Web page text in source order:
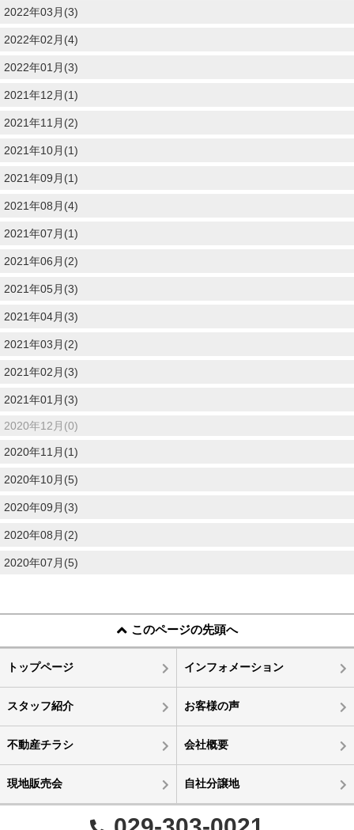
2022年03月(3)
2022年02月(4)
2022年01月(3)
2021年12月(1)
2021年11月(2)
2021年10月(1)
2021年09月(1)
2021年08月(4)
2021年07月(1)
2021年06月(2)
2021年05月(3)
2021年04月(3)
2021年03月(2)
2021年02月(3)
2021年01月(3)
2020年12月(0)
2020年11月(1)
2020年10月(5)
2020年09月(3)
2020年08月(2)
2020年07月(5)
このページの先頭へ
トップページ インフォメーション
スタッフ紹介 お客様の声
不動産チラシ 会社概要
現地販売会 自社分譲地